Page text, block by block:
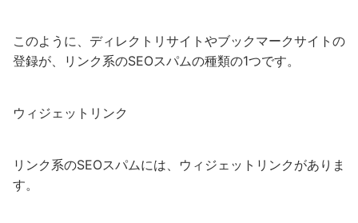
このように、ディレクトリサイトやブックマークサイトの
登録が、リンク系のSEOスパムの種類の1つです。
ウィジェットリンク
リンク系のSEOスパムには、ウィジェットリンクがありま
す。